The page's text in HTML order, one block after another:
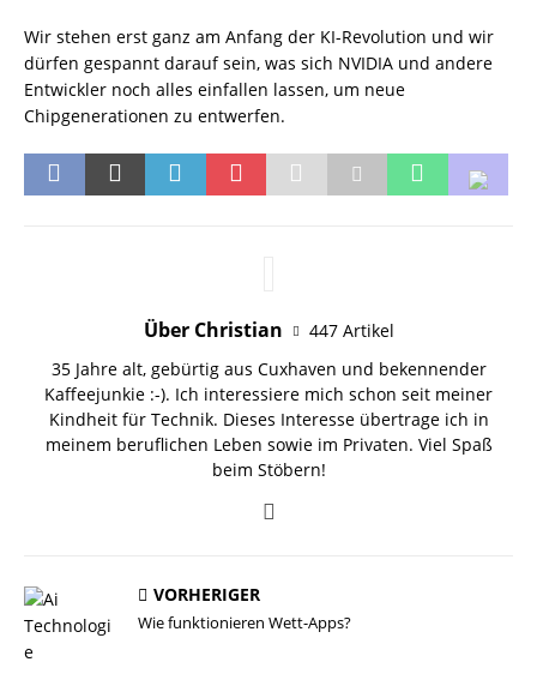
Wir stehen erst ganz am Anfang der KI-Revolution und wir
dürfen gespannt darauf sein, was sich NVIDIA und andere
Entwickler noch alles einfallen lassen, um neue
Chipgenerationen zu entwerfen.
Über Christian
447 Artikel
35 Jahre alt, gebürtig aus Cuxhaven und bekennender
Kaffeejunkie :-). Ich interessiere mich schon seit meiner
Kindheit für Technik. Dieses Interesse übertrage ich in
meinem beruflichen Leben sowie im Privaten. Viel Spaß
beim Stöbern!
VORHERIGER
Wie funktionieren Wett-Apps?